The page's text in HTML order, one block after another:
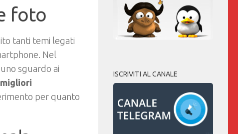
foto
tanti temi legati
Nel
sguardo ai
migliori
per quanto
ISCRIVITI AL CANALE